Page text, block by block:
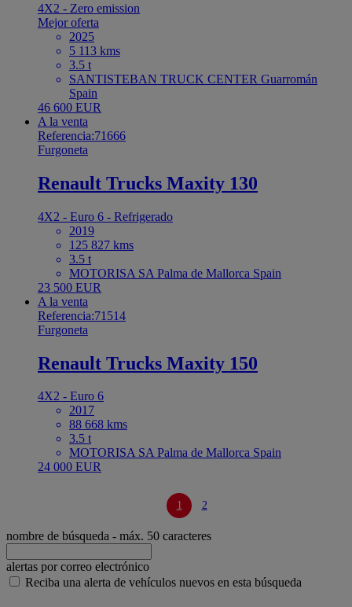
4X2 - Zero emission
Mejor oferta
2025
5 113 kms
3.5 t
SANTISTEBAN TRUCK CENTER Guarromán
Spain
46 600 EUR
A la venta
Referencia:71666
Furgoneta
Renault Trucks Maxity 130
4X2 - Euro 6 - Refrigerado
2019
125 827 kms
3.5 t
MOTORISA SA Palma de Mallorca Spain
23 500 EUR
A la venta
Referencia:71514
Furgoneta
Renault Trucks Maxity 150
4X2 - Euro 6
2017
88 668 kms
3.5 t
MOTORISA SA Palma de Mallorca Spain
24 000 EUR
1 2
nombre de búsqueda - máx. 50 caracteres
alertas por correo electrónico
Reciba una alerta de vehículos nuevos en esta búsqueda